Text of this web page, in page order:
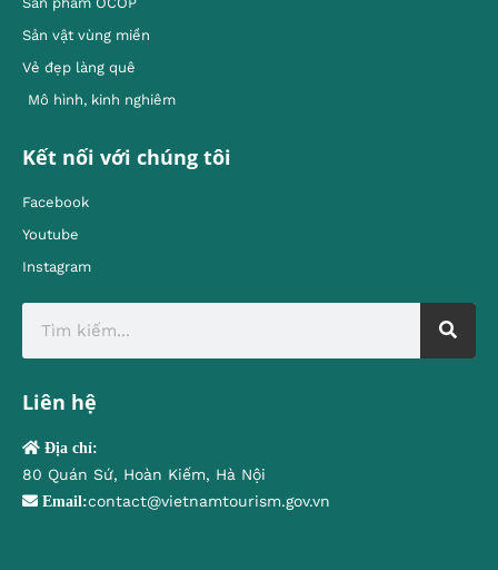
Sản vật vùng miền
Vẻ đẹp làng quê
Mô hình, kinh nghiêm
Kết nối với chúng tôi
Facebook
Youtube
Instagram
Liên hệ
Địa chỉ:
80 Quán Sứ, Hoàn Kiếm, Hà Nội
Email:contact@vietnamtourism.gov.vn